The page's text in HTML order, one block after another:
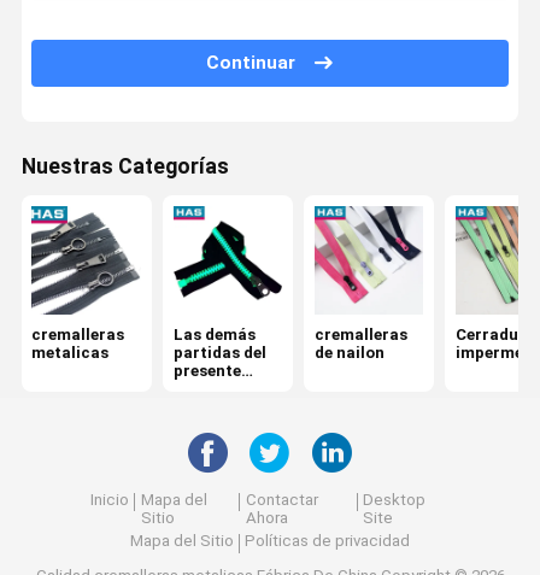
Continuar
Nuestras Categorías
cremalleras
metalicas
Las demás
partidas del
presente
cremalleras
de nailon
Inicio
Mapa del
Sitio
Contactar
Ahora
Desktop
Site
Mapa del Sitio
Políticas de privacidad